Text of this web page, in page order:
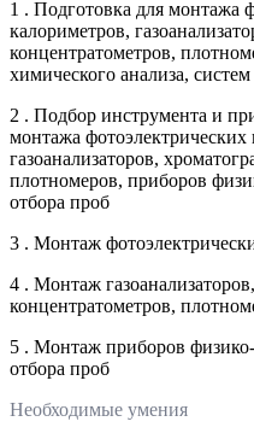
1 . Подготовка для монтажа
калориметров,
концентратометров,
химического анализа,
2 . Подбор инструмента и
монтажа
газоанализаторов,
плотномеров, приборов
отбора проб
3 . Монтаж
4 . Монтаж
концентратометров,
5 . Монтаж приборов
отбора проб
Необходимые умения